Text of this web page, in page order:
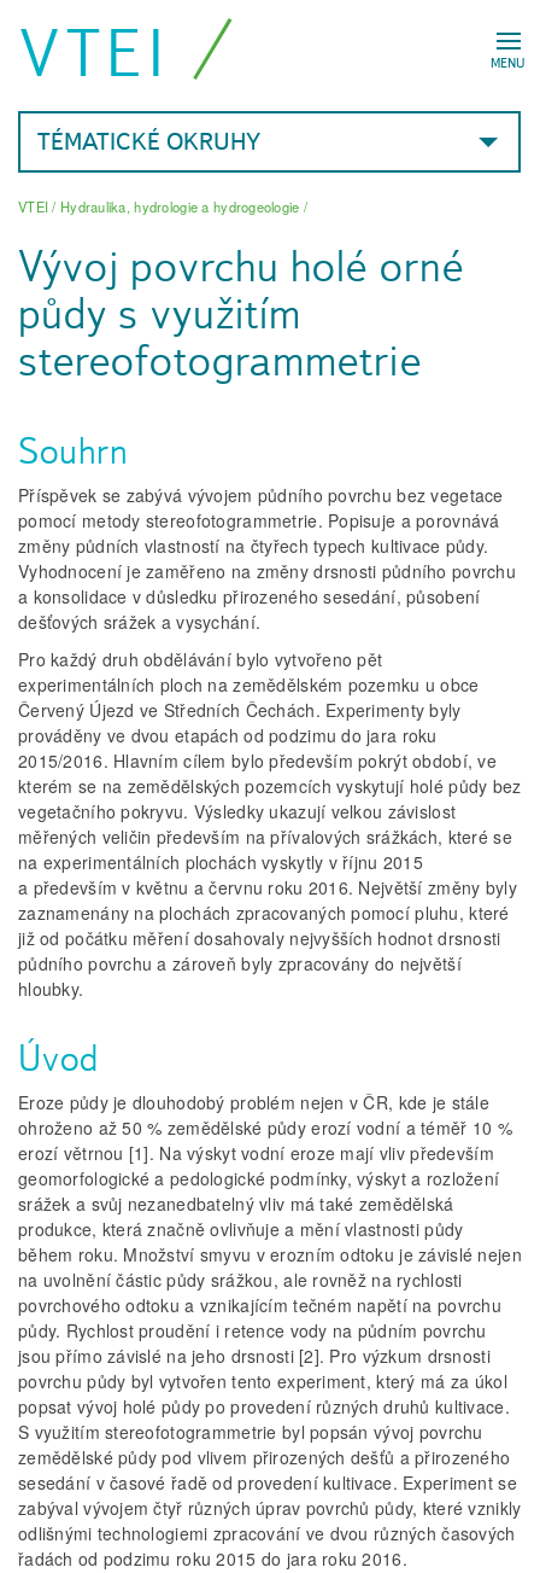
MENU
VTEI
TÉMATICKÉ OKRUHY
VTEI/ Hydraulika, hydrologie a hydrogeologie /
Vývoj povrchu holé orné
půdy s využitím
stereofotogrammetrie
Souhrn
Příspěvek se zabývá vývojem půdního povrchu bez vegetace
pomocí metody stereofotogrammetrie. Popisuje a porovnává
změny půdních vlastností na čtyřech typech kultivace půdy.
Vyhodnocení je zaměřeno na změny drsnosti půdního povrchu
a konsolidace v důsledku přirozeného sesedání, působení
dešťových srážek a vysychání.
Pro každý druh obdělávání bylo vytvořeno pět
experimentálních ploch na zemědělském pozemku u obce
Červený Újezd ve Středních Čechách. Experimenty byly
prováděny ve dvou etapách od podzimu do jara roku
2015/2016. Hlavním cílem bylo především pokrýt období, ve
kterém se na zemědělských pozemcích vyskytují holé půdy bez
vegetačního pokryvu. Výsledky ukazují velkou závislost
měřených veličin především na přívalových srážkách, které se
na experimentálních plochách vyskytly v říjnu 2015
a především v květnu a červnu roku 2016. Největší změny byly
zaznamenány na plochách zpracovaných pomocí pluhu, které
již od počátku měření dosahovaly nejvyšších hodnot drsnosti
půdního povrchu a zároveň byly zpracovány do největší
hloubky.
Úvod
Eroze půdy je dlouhodobý problém nejen v ČR, kde je stále
ohroženo až 50 % zemědělské půdy erozí vodní a téměř 10 %
erozí větrnou [1]. Na výskyt vodní eroze mají vliv především
geomorfologické a pedologické podmínky, výskyt a rozložení
srážek a svůj nezanedbatelný vliv má také zemědělská
produkce, která značně ovlivňuje a mění vlastnosti půdy
během roku. Množství smyvu v erozním odtoku je závislé nejen
na uvolnění částic půdy srážkou, ale rovněž na rychlosti
povrchového odtoku a vznikajícím tečném napětí na povrchu
půdy. Rychlost proudění i retence vody na půdním povrchu
jsou přímo závislé na jeho drsnosti [2]. Pro výzkum drsnosti
povrchu půdy byl vytvořen tento experiment, který má za úkol
popsat vývoj holé půdy po provedení různých druhů kultivace.
S využitím stereofotogrammetrie byl popsán vývoj povrchu
zemědělské půdy pod vlivem přirozených dešťů a přirozeného
sesedání v časové řadě od provedení kultivace. Experiment se
zabýval vývojem čtyř různých úprav povrchů půdy, které vznikly
odlišnými technologiemi zpracování ve dvou různých časových
řadách od podzimu roku 2015 do jara roku 2016.